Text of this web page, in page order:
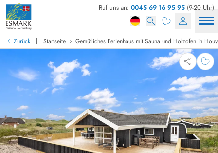
Ruf uns an: 0045 69 16 95 95 (9-20 Uhr)
Zurück | Startseite Gemütliches Ferienhaus mit Sauna und Holzofen in